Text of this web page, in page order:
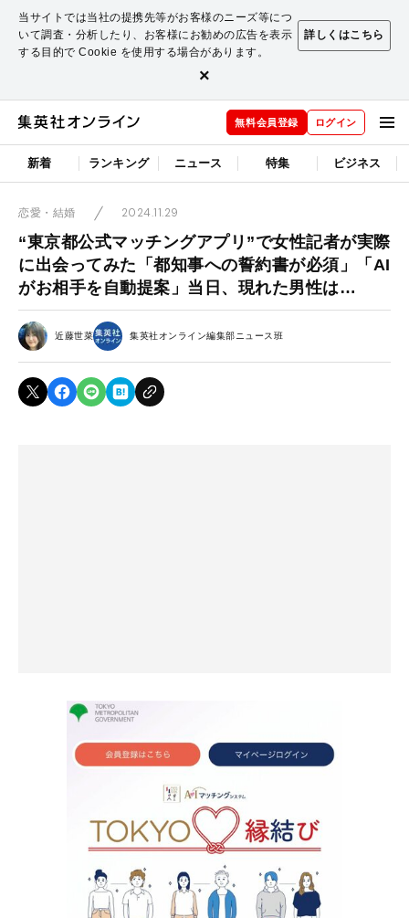
当サイトでは当社の提携先等がお客様のニーズ等につ
いて調査・分析したり、お客様にお勧めの広告を表示
する目的で Cookie を使用する場合があります。
詳しくはこちら
×
無料会員登録 ログイン
新着 ランキング ニュース 特集 ビジネス
恋愛・結婚 2024.11.29
“東京都公式マッチングアプリ”で女性記者が実際
に出会ってみた「都知事への誓約書が必須」「AI
がお相手を自動提案」当日、現れた男性は…
近藤世菜 集英社オンライン編集部ニュース班